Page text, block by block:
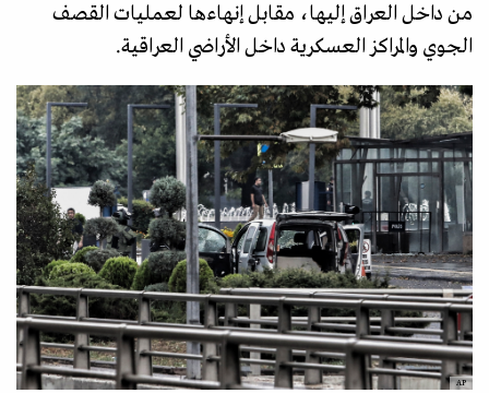
من داخل العراق إليها، مقابل إنهاءها لعمليات القصف
الجوي والمراكز العسكرية داخل الأراضي العراقية.
AP